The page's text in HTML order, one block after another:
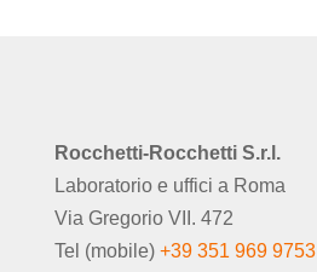
Rocchetti-Rocchetti S.r.l.
Laboratorio e uffici a Roma
Via Gregorio VII. 472
Tel (mobile) +39 351 969 9753